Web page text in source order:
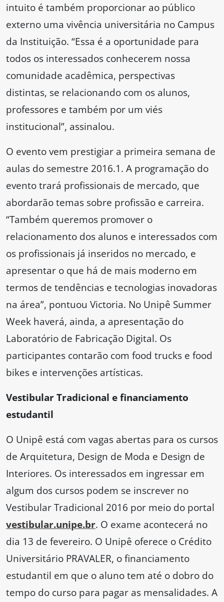
intuito é também proporcionar ao público
externo uma vivência universitária no Campus
da Instituição. “Essa é a oportunidade para
todos os interessados conhecerem nossa
comunidade acadêmica, perspectivas
distintas, se relacionando com os alunos,
professores e também por um viés
institucional”, assinalou.
O evento vem prestigiar a primeira semana de
aulas do semestre 2016.1. A programação do
evento trará profissionais de mercado, que
abordarão temas sobre profissão e carreira.
“Também queremos promover o
relacionamento dos alunos e interessados com
os profissionais já inseridos no mercado, e
apresentar o que há de mais moderno em
termos de tendências e tecnologias inovadoras
na área”, pontuou Victoria. No Unipê Summer
Week haverá, ainda, a apresentação do
Laboratório de Fabricação Digital. Os
participantes contarão com food trucks e food
bikes e intervenções artísticas.
Vestibular Tradicional e financiamento
estudantil
O Unipê está com vagas abertas para os cursos
de Arquitetura, Design de Moda e Design de
Interiores. Os interessados em ingressar em
algum dos cursos podem se inscrever no
Vestibular Tradicional 2016 por meio do portal
vestibular.unipe.br. O exame acontecerá no
dia 13 de fevereiro. O Unipê oferece o Crédito
Universitário PRAVALER, o financiamento
estudantil em que o aluno tem até o dobro do
tempo do curso para pagar as mensalidades. A